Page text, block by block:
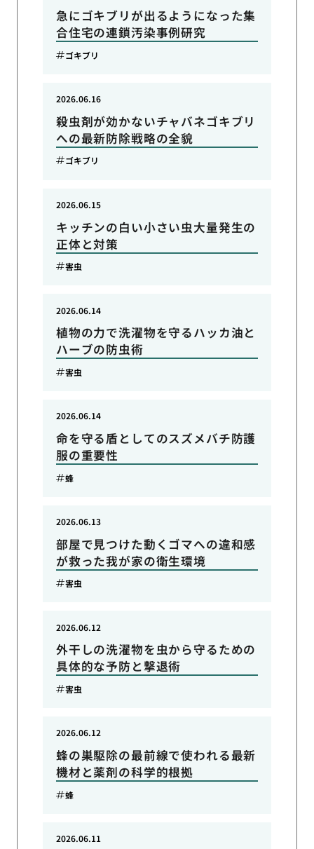
急にゴキブリが出るようになった集
合住宅の連鎖汚染事例研究
ゴキブリ
殺虫剤が効かないチャバネゴキブリ
への最新防除戦略の全貌
2026.06.16
ゴキブリ
キッチンの白い小さい虫大量発生の
正体と対策
2026.06.15
害虫
植物の力で洗濯物を守るハッカ油と
ハーブの防虫術
2026.06.14
害虫
命を守る盾としてのスズメバチ防護
服の重要性
2026.06.14
蜂
部屋で見つけた動くゴマへの違和感
が救った我が家の衛生環境
2026.06.13
害虫
外干しの洗濯物を虫から守るための
具体的な予防と撃退術
2026.06.12
害虫
蜂の巣駆除の最前線で使われる最新
機材と薬剤の科学的根拠
2026.06.12
蜂
2026.06.11